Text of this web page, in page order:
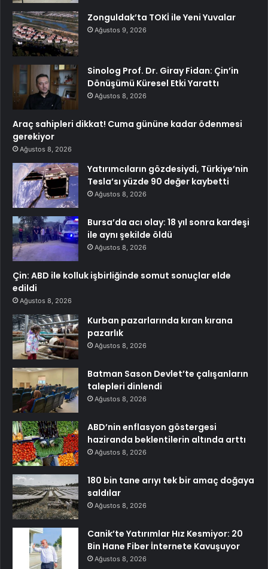
Zonguldak’ta TOKİ ile Yeni Yuvalar
Ağustos 9, 2026
Sinolog Prof. Dr. Giray Fidan: Çin’in
Dönüşümü Küresel Etki Yarattı
Ağustos 8, 2026
Araç sahipleri dikkat! Cuma gününe kadar ödenmesi
gerekiyor
Ağustos 8, 2026
Yatırımcıların gözdesiydi, Türkiye’nin
Tesla’sı yüzde 90 değer kaybetti
Ağustos 8, 2026
Bursa’da acı olay: 18 yıl sonra kardeşi
ile aynı şekilde öldü
Ağustos 8, 2026
Çin: ABD ile kolluk işbirliğinde somut sonuçlar elde
edildi
Ağustos 8, 2026
Kurban pazarlarında kıran kırana
pazarlık
Ağustos 8, 2026
Batman Sason Devlet’te çalışanların
talepleri dinlendi
Ağustos 8, 2026
ABD’nin enflasyon göstergesi
haziranda beklentilerin altında arttı
Ağustos 8, 2026
180 bin tane arıyı tek bir amaç doğaya
saldılar
Ağustos 8, 2026
Canik’te Yatırımlar Hız Kesmiyor: 20
Bin Hane Fiber İnternete Kavuşuyor
Ağustos 8, 2026